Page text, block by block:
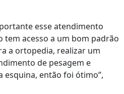
esse atendimento
tem acesso a um bom padrão
a ortopedia, realizar um
de pesagem e
esquina, então foi ótimo”,